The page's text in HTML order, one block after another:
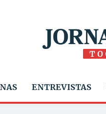
ENTREVISTAS